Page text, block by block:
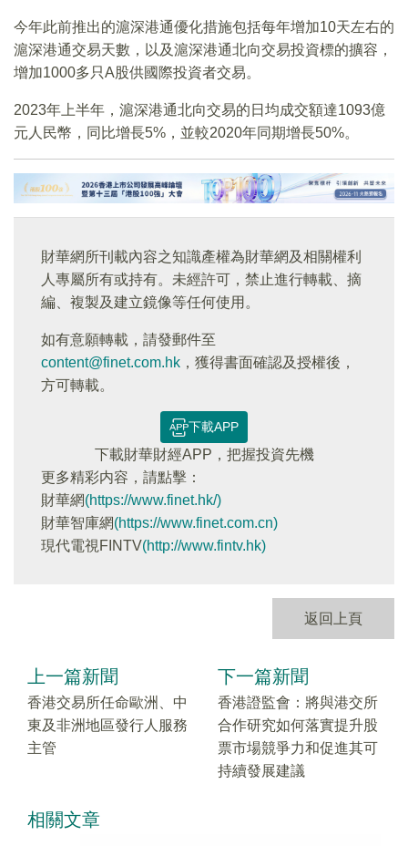
今年此前推出的滬深港通優化措施包括每年增加10天左右的
滬深港通交易天數，以及滬深港通北向交易投資標的擴容，
增加1000多只A股供國際投資者交易。
2023年上半年，滬深港通北向交易的日均成交額達1093億
元人民幣，同比增長5%，並較2020年同期增長50%。
財華網所刊載內容之知識產權為財華網及相關權利
人專屬所有或持有。未經許可，禁止進行轉載、摘
編、複製及建立鏡像等任何使用。
如有意願轉載，請發郵件至
content@finet.com.hk ，獲得書面確認及授權後，
方可轉載。
下載APP
下載財華財經APP，把握投資先機
更多精彩内容，請點擊：
財華網(https://www.finet.hk/)
財華智庫網(https://www.finet.com.cn)
現代電視FINTV(http://www.fintv.hk)
返回上頁
上一篇新聞
香港交易所任命歐洲、中
東及非洲地區發行人服務
主管
下一篇新聞
香港證監會：將與港交所
合作研究如何落實提升股
票市場競爭力和促進其可
持續發展建議
相關文章